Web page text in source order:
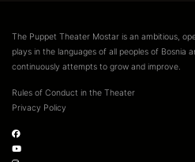
The Puppet Theater Mostar is an ambitious,
plays in the languages of all peoples of Bosnia
continuously attempts to grow and improve.
Rules of Conduct in the Theater
Privacy Policy